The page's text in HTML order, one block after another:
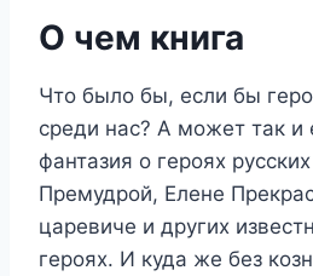
О чем книга
Что было бы, если бы
среди нас? А может так и
фантазия о героях
Премудрой, Елене
царевиче и других
героях. И куда же без